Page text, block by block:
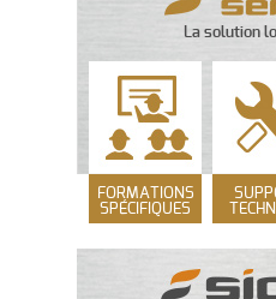
La solution
FORMATIONS
SPÉCIFIQUES